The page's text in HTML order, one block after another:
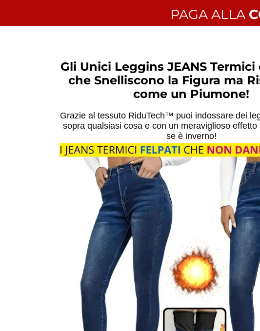
PAGA ALLA
Gli Unici Leggins JEANS
che Snelliscono la Figura ma
come un Piumone!
Grazie al tessuto RiduTech™ puoi indossare dei
sopra qualsiasi cosa e con un meraviglioso effetto
se è inverno!